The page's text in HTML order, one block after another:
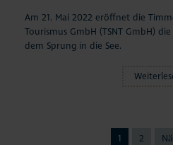
Am 21. Mai 2022 eröffnet die
Tourismus GmbH (TSNT GmbH)
dem Sprung in die See.
1 2